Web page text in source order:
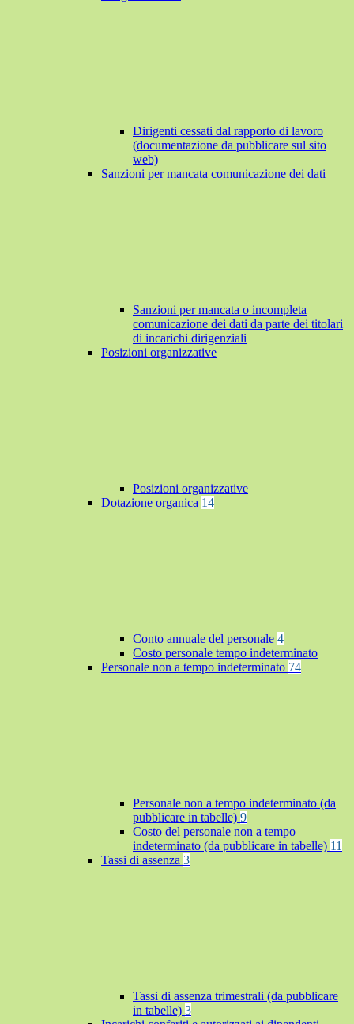
Dirigenti cessati dal rapporto di lavoro
(documentazione da pubblicare sul sito
web)
Sanzioni per mancata comunicazione dei dati
Sanzioni per mancata o incompleta
comunicazione dei dati da parte dei titolari
di incarichi dirigenziali
Posizioni organizzative
Posizioni organizzative
Dotazione organica 14
Conto annuale del personale 4
Costo personale tempo indeterminato
Personale non a tempo indeterminato 74
Personale non a tempo indeterminato (da
pubblicare in tabelle) 9
Costo del personale non a tempo
indeterminato (da pubblicare in tabelle) 11
Tassi di assenza 3
Tassi di assenza trimestrali (da pubblicare
in tabelle) 3